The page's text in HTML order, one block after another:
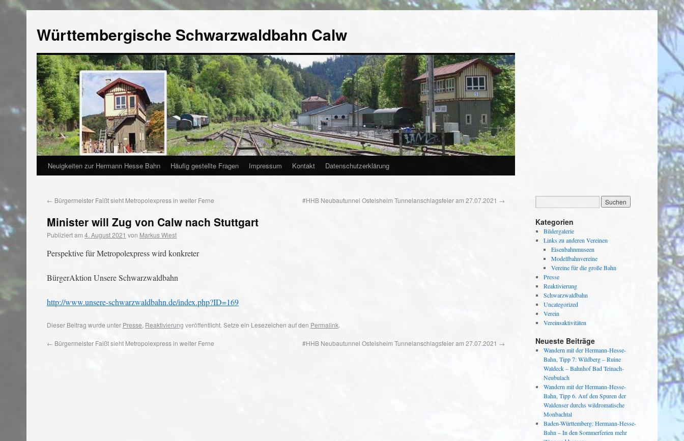
Württembergische Schwarzwaldbahn Calw
Neuigkeiten zur Hermann Hesse Bahn Häufig gestellte Fragen Impressum Kontakt Datenschutzerklärung
← Bürgermeister Faißt sieht Metropolexpress in weiter Ferne #HHB Neubautunnel Ostelsheim Tunnelanschlagsfeier am 27.07.2021 →
Minister will Zug von Calw nach Stuttgart
Publiziert am 4. August 2021 von Markus Wiest
Perspektive fürMetropolexpresswird konkreter
BürgerAktion Unsere Schwarzwaldbahn
http://www.unsere-schwarzwaldbahn.de/index.php?ID=169
Dieser Beitrag wurde unter Presse, Reaktivierung veröffentlicht. Setze ein Lesezeichen auf den Permalink.
← Bürgermeister Faißt sieht Metropolexpress in weiter Ferne #HHB Neubautunnel Ostelsheim Tunnelanschlagsfeier am 27.07.2021 →
Kategorien
Bildergalerie
Links zu anderen Vereinen
Eisenbahnmuseen
Modellbahnvereine
Vereine für die große Bahn
Presse
Reaktivierung
Schwarzwaldbahn
Uncategorized
Verein
Vereinsaktivitäten
Neueste Beiträge
Wandern mit der Hermann-Hesse-
Bahn, Tipp 7: Wildberg – Ruine
Waldeck – Bahnhof Bad Teinach-
Neubulach
Wandern mit der Hermann-Hesse-
Bahn, Tipp 6. Auf den Spuren der
Waldenser durchs wildromatische
Monbachtal
Baden-Württemberg: Hermann-Hesse-
Bahn – In den Sommerferien mehr